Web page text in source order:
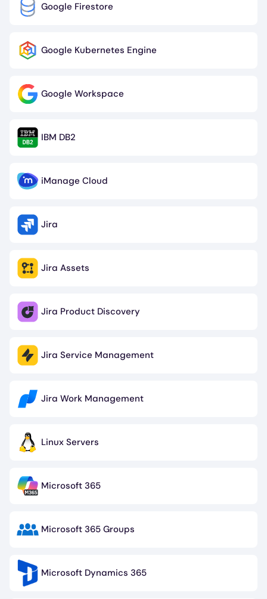
ImageGoogle Firestore
ImageGoogle Kubernetes Engine
ImageGoogle Workspace
ImageIBM DB2
ImageiManage Cloud
Image
Jira
ImageJira Assets
ImageJira Product Discovery
ImageJira Service Management
ImageJira Work Management
ImageLinux Servers
ImageMicrosoft 365
ImageMicrosoft 365 Groups
ImageMicrosoft Dynamics 365